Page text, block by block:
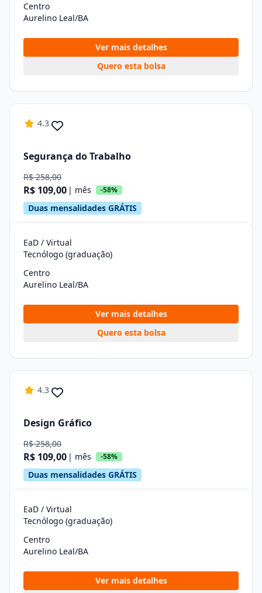
Centro
Aurelino Leal/BA
Ver mais detalhes
Quero esta bolsa
4.3
Segurança do Trabalho
R$ 258,00
R$ 109,00 | mês -58%
Duas mensalidades GRÁTIS
EaD / Virtual
Tecnólogo (graduação)
Centro
Aurelino Leal/BA
Ver mais detalhes
Quero esta bolsa
4.3
Design Gráfico
R$ 258,00
R$ 109,00 | mês -58%
Duas mensalidades GRÁTIS
EaD / Virtual
Tecnólogo (graduação)
Centro
Aurelino Leal/BA
Ver mais detalhes